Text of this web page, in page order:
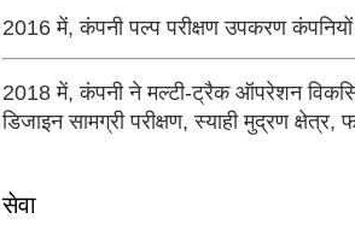
2016 में, कंपनी पल्प परीक्षण उपकरण
2018 में, कंपनी ने मल्टी-ट्रैक ऑपरेशन विकसित
डिजाइन सामग्री परीक्षण, स्याही मुद्रण
सेवा